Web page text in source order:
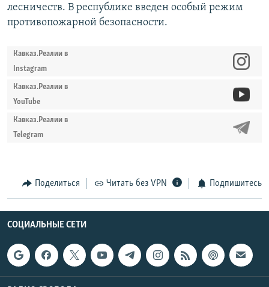
лесничеств. В республике введен особый режим
противопожарной безопасности.
Кавказ.Реалии в
Instagram
Кавказ.Реалии в
YouTube
Кавказ.Реалии в
Telegram
Поделиться Читать без VPN Подпишитесь
СОЦИАЛЬНЫЕ СЕТИ